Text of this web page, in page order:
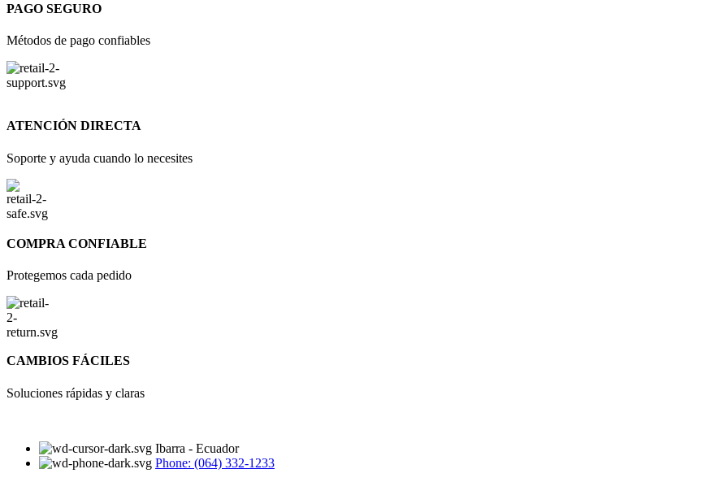
PAGO SEGURO
Métodos de pago confiables
ATENCIÓN DIRECTA
Soporte y ayuda cuando lo necesites
COMPRA CONFIABLE
Protegemos cada pedido
CAMBIOS FÁCILES
Soluciones rápidas y claras
Ibarra - Ecuador
Phone: (064) 332-1233